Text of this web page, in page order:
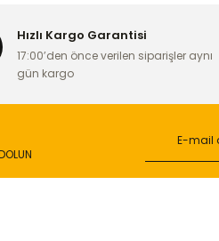
Hızlı Kargo Garantisi
17:00’den önce verilen siparişler aynı
gün kargo